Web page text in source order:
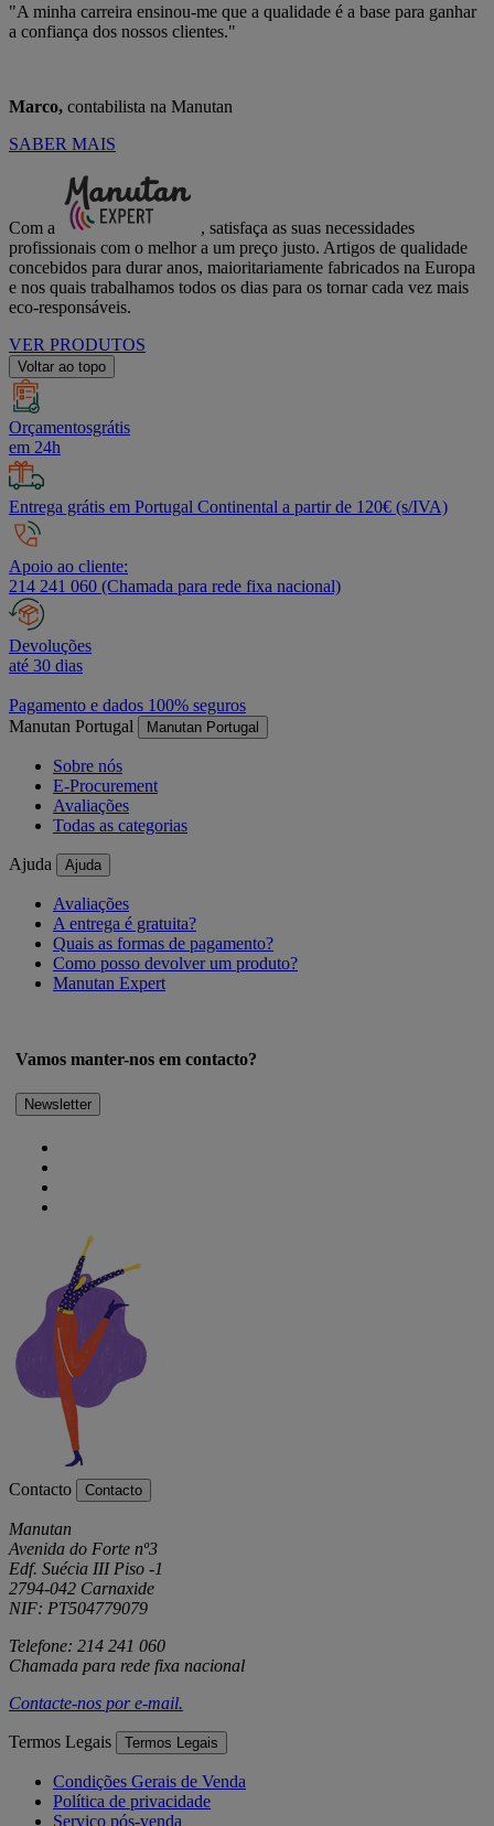
"A minha carreira ensinou-me que a qualidade é a base para ganhar
a confiança dos nossos clientes."
Marco, contabilista na Manutan
SABER MAIS
Com a
, satisfaça as suas necessidades
profissionais com o melhor a um preço justo. Artigos de qualidade
concebidos para durar anos, maioritariamente fabricados na Europa
e nos quais trabalhamos todos os dias para os tornar cada vez mais
eco-responsáveis.
VER PRODUTOS
Voltar ao topo
Orçamentosgrátis
em 24h
Entrega grátis em Portugal Continental a partir de 120€ (s/IVA)
Apoio ao cliente:
214 241 060 (Chamada para rede fixa nacional)
Devoluções
até 30 dias
Pagamento e dados 100% seguros
Manutan Portugal
Manutan Portugal
Sobre nós
E-Procurement
Avaliações
Todas as categorias
Ajuda Ajuda
Avaliações
A entrega é gratuita?
Quais as formas de pagamento?
Como posso devolver um produto?
Manutan Expert
Vamos manter-nos em contacto?
Newsletter
Contacto Contacto
Manutan
Avenida do Forte nº3
Edf. Suécia III Piso -1
2794-042 Carnaxide
NIF: PT504779079
Telefone: 214 241 060
Chamada para rede fixa nacional
Contacte-nos pore-mail.
Termos Legais Termos Legais
Condições Gerais de Venda
Política de privacidade
Serviço pós-venda